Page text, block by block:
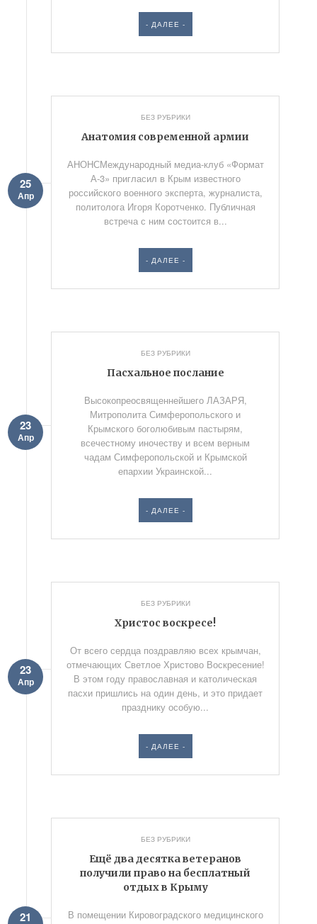
- ДАЛЕЕ -
БЕЗ РУБРИКИ
Анатомия современной армии
25
Апр
АНОНСМеждународный медиа-клуб «Формат
А-3» пригласил в Крым известного
российского военного эксперта, журналиста,
политолога Игоря Коротченко. Публичная
встреча с ним состоится в...
- ДАЛЕЕ -
БЕЗ РУБРИКИ
Пасхальное послание
23
Апр
Высокопреосвященнейшего ЛАЗАРЯ,
Митрополита Симферопольского и
Крымского боголюбивым пастырям,
всечестному иночеству и всем верным
чадам Симферопольской и Крымской
епархии Украинской...
- ДАЛЕЕ -
БЕЗ РУБРИКИ
Христос воскресе!
23
Апр
От всего сердца поздравляю всех крымчан,
отмечаю­щих Светлое Христово Воскресение!
В этом году православная и католическая
пасхи пришлись на один день, и это придает
празднику особую...
- ДАЛЕЕ -
БЕЗ РУБРИКИ
Ещё два десятка ветеранов
получили право на бесплатный
отдых в Крыму
21
В помещении Кировоградского медицинского